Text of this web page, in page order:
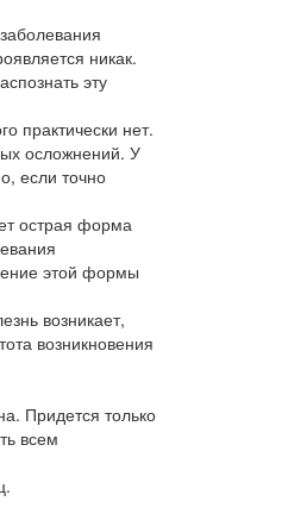
никак.
эту
практически нет.
осложнений. У
если точно
острая форма
этой формы
возникает,
возникновения
Придется только
всем